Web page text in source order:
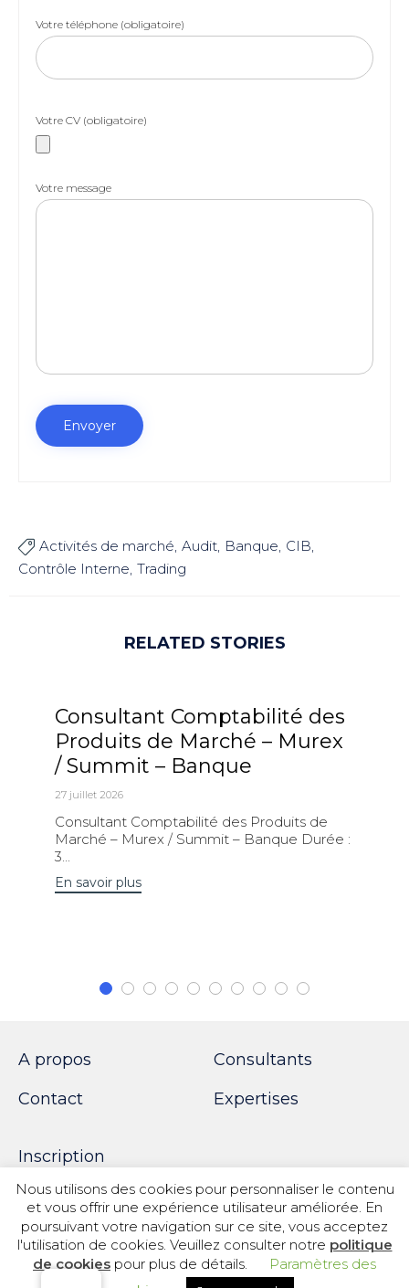
Votre téléphone (obligatoire)
Votre CV (obligatoire)
Votre message
 Activités de marché Audit Banque CIB
Contrôle Interne Trading
RELATED STORIES
Consultant Comptabilité des
Produits de Marché – Murex
/ Summit – Banque
27 juillet 2026
Consultant Comptabilité des Produits de
Marché – Murex / Summit – Banque Durée :
3...
En savoir plus
A propos
Contact
Consultants
Expertises
Inscription
© 2018 SPOTWORK
Politique de confidentialité|Informations légales|
Information sur les cookies
Nous utilisons des cookies pour personnaliser le contenu
et vous offrir une expérience utilisateur améliorée. En
poursuivant votre navigation sur ce site, vous acceptez
l'utilisation de cookies. Veuillez consulter notre politique
de cookies pour plus de détails.
Paramètres des